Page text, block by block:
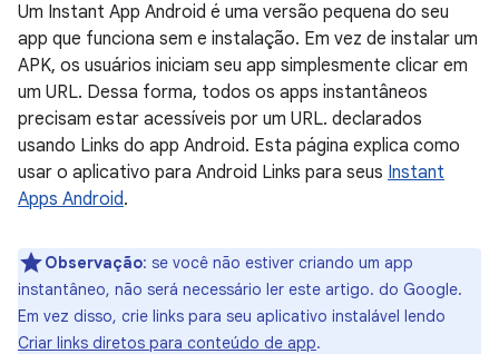
Um Instant App Android é uma versão pequena do seu
app que funciona sem e instalação. Em vez de instalar um
APK, os usuários iniciam seu app simplesmente clicar em
um URL. Dessa forma, todos os apps instantâneos
precisam estar acessíveis por um URL. declarados
usando Links do app Android. Esta página explica como
usar o aplicativo para Android Links para seus Instant
Apps Android.
Observação: se você não estiver criando um app
instantâneo, não será necessário ler este artigo. do Google.
Em vez disso, crie links para seu aplicativo instalável lendo
Criar links diretos para conteúdo de app.